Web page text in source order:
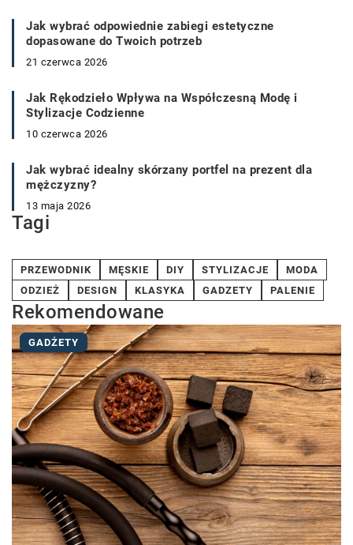
Jak wybrać odpowiednie zabiegi estetyczne
dopasowane do Twoich potrzeb
21 czerwca 2026
Jak Rękodzieło Wpływa na Współczesną Modę i
Stylizacje Codzienne
10 czerwca 2026
Jak wybrać idealny skórzany portfel na prezent dla
mężczyzny?
13 maja 2026
Tagi
PRZEWODNIK MĘSKIE DIY STYLIZACJE
MODA
ODZIEŻ
DESIGN KLASYKA GADZETY PALENIE
Rekomendowane
GADŻETY